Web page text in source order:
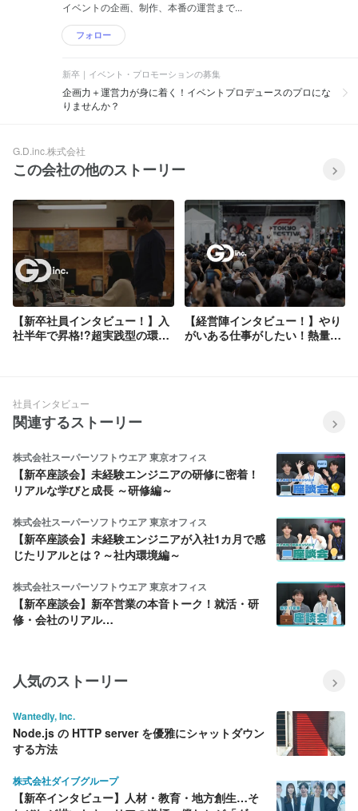
イベントの企画、制作、本番の運営まで...
フォロー
新卒｜イベント・プロモーションの募集
企画力＋運営力が身に着く！イベントプロデュースのプロにな
りませんか？
G.D.inc.株式会社
この会社の他のストーリー
【新卒社員インタビュー！】入
社半年で昇格!?超実践型の環境
【経営陣インタビュー！】やり
がいある仕事がしたい！熱量の
社員インタビュー
関連するストーリー
株式会社スーパーソフトウエア 東京オフィス
【新卒座談会】未経験エンジニアの研修に密着！
リアルな学びと成長 ～研修編～
株式会社スーパーソフトウエア 東京オフィス
【新卒座談会】未経験エンジニアが入社1カ月で感
じたリアルとは？～社内環境編～
株式会社スーパーソフトウエア 東京オフィス
【新卒座談会】新卒営業の本音トーク！就活・研
修・会社のリアル…
人気のストーリー
Wantedly, Inc.
Node.js の HTTP server を優雅にシャットダウン
する方法
株式会社ダイブグループ
【新卒インタビュー】人材・教育・地方創生…そ